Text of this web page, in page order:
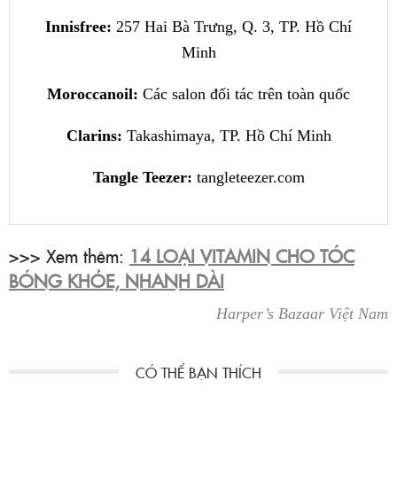
Innisfree: 257 Hai Bà Trưng, Q. 3, TP. Hồ Chí
Minh
Moroccanoil: Các salon đối tác trên toàn quốc
Clarins: Takashimaya, TP. Hồ Chí Minh
Tangle Teezer: tangleteezer.com
>>> Xem thêm: 14 LOẠI VITAMIN CHO TÓC
BÓNG KHỎE, NHANH DÀI
Harper’s Bazaar Việt Nam